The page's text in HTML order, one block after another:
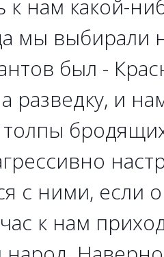
к нам какой-
мы выбирали
был -
разведку, и
с ними, если
к нам